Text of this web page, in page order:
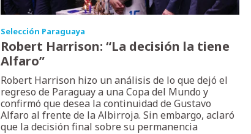
Selección Paraguaya
Robert Harrison: “La decisión la tiene
Alfaro”
Robert Harrison hizo un análisis de lo que dejó el
regreso de Paraguay a una Copa del Mundo y
confirmó que desea la continuidad de Gustavo
Alfaro al frente de la Albirroja. Sin embargo, aclaró
que la decisión final sobre su permanencia